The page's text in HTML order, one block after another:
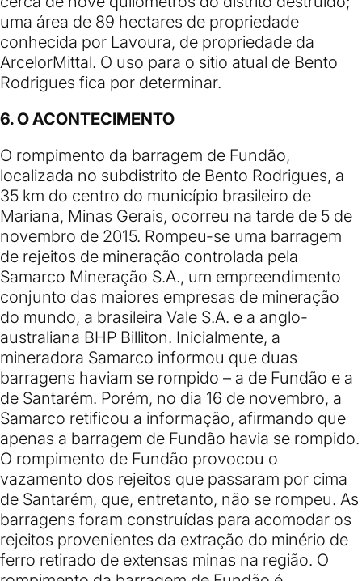
uma área de 89 hectares de propriedade
conhecida por Lavoura, de propriedade da
ArcelorMittal. O uso para o sitio atual de Bento
Rodrigues fica por determinar.
6. O ACONTECIMENTO
O rompimento da barragem de Fundão,
localizada no subdistrito de Bento Rodrigues, a
35 km do centro do município brasileiro de
Mariana, Minas Gerais, ocorreu na tarde de 5 de
novembro de 2015. Rompeu-se uma barragem
de rejeitos de mineração controlada pela
Samarco Mineração S.A., um empreendimento
conjunto das maiores empresas de mineração
do mundo, a brasileira Vale S.A. e a anglo-
australiana BHP Billiton. Inicialmente, a
mineradora Samarco informou que duas
barragens haviam se rompido – a de Fundão e a
de Santarém. Porém, no dia 16 de novembro, a
Samarco retificou a informação, afirmando que
apenas a barragem de Fundão havia se rompido.
O rompimento de Fundão provocou o
vazamento dos rejeitos que passaram por cima
de Santarém, que, entretanto, não se rompeu. As
barragens foram construídas para acomodar os
rejeitos provenientes da extração do minério de
ferro retirado de extensas minas na região. O